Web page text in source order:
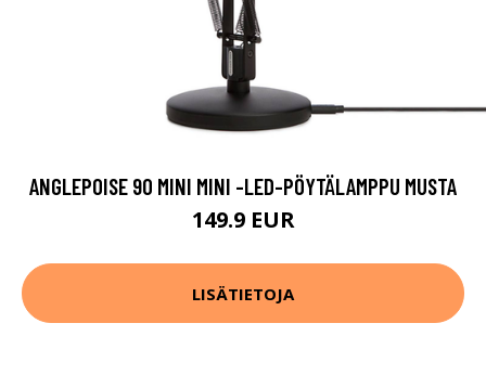
ANGLEPOISE 90 MINI MINI -LED-PÖYTÄLAMPPU MUSTA
149.9 EUR
LISÄTIETOJA